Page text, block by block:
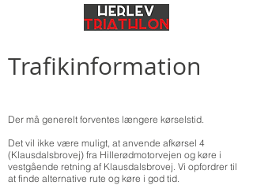
Trafikinformation
Der må generelt forventes længere kørselstid.
Det vil ikke være muligt, at anvende afkørsel 4
(Klausdalsbrovej) fra Hillerødmotorvejen og køre i
vestgående retning af Klausdalsbrovej. Vi opfordrer til
at finde alternative rute og køre i god tid.